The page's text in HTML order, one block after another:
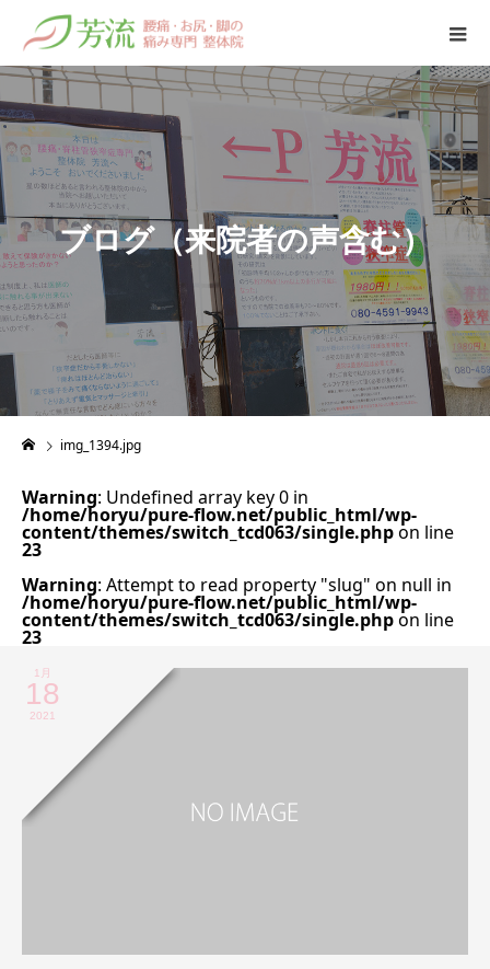
ブログ（来院者の声含む）
img_1394.jpg
Warning: Undefined array key 0 in
/home/horyu/pure-flow.net/public_html/wp-
content/themes/switch_tcd063/single.phpon line
23
Warning: Attempt to read property "slug" on null in
/home/horyu/pure-flow.net/public_html/wp-
content/themes/switch_tcd063/single.phpon line
23
1月
18
2021